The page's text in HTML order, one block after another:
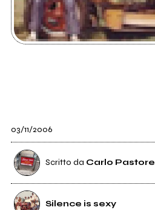
03/11/2006
Scritto da Carlo Pastore
Silence is sexy